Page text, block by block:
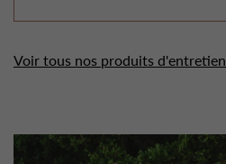
Voir tous nos produits d'entretien